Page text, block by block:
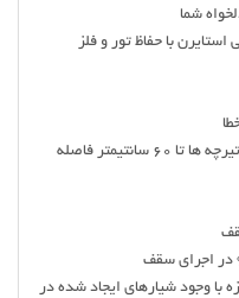
سرعت و سهولت در اجرا و صرفه جویی در تیرچه ها تا 60 سانتیمتر فاصله
وجود شیارهای ایجاد شده در